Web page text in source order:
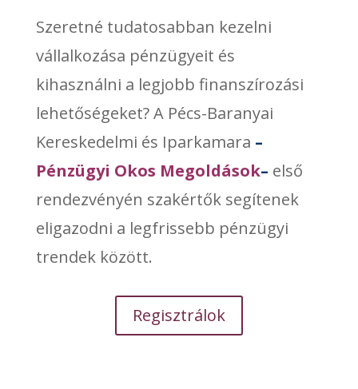
Szeretné tudatosabban kezelni
vállalkozása pénzügyeit és
kihasználni a legjobb finanszírozási
lehetőségeket? A Pécs-Baranyai
Kereskedelmi és Iparkamara –
Pénzügyi Okos Megoldások– első
rendezvényén szakértők segítenek
eligazodni a legfrissebb pénzügyi
trendek között.
Regisztrálok